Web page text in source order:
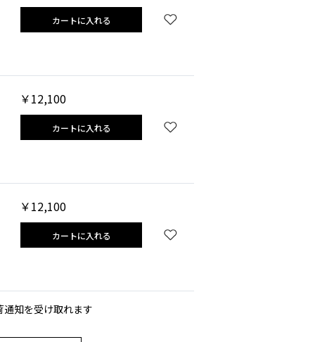
カートに入れる
￥12,100
カートに入れる
￥12,100
カートに入れる
通知を受け取れます